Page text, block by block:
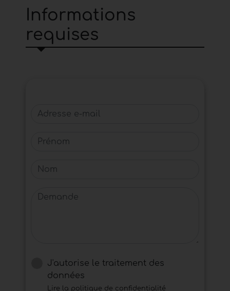
Informations
requises
Adresse e-mail
Prénom
Nom
Demande
J'autorise le traitement des
données
Lire la politique de confidentialité